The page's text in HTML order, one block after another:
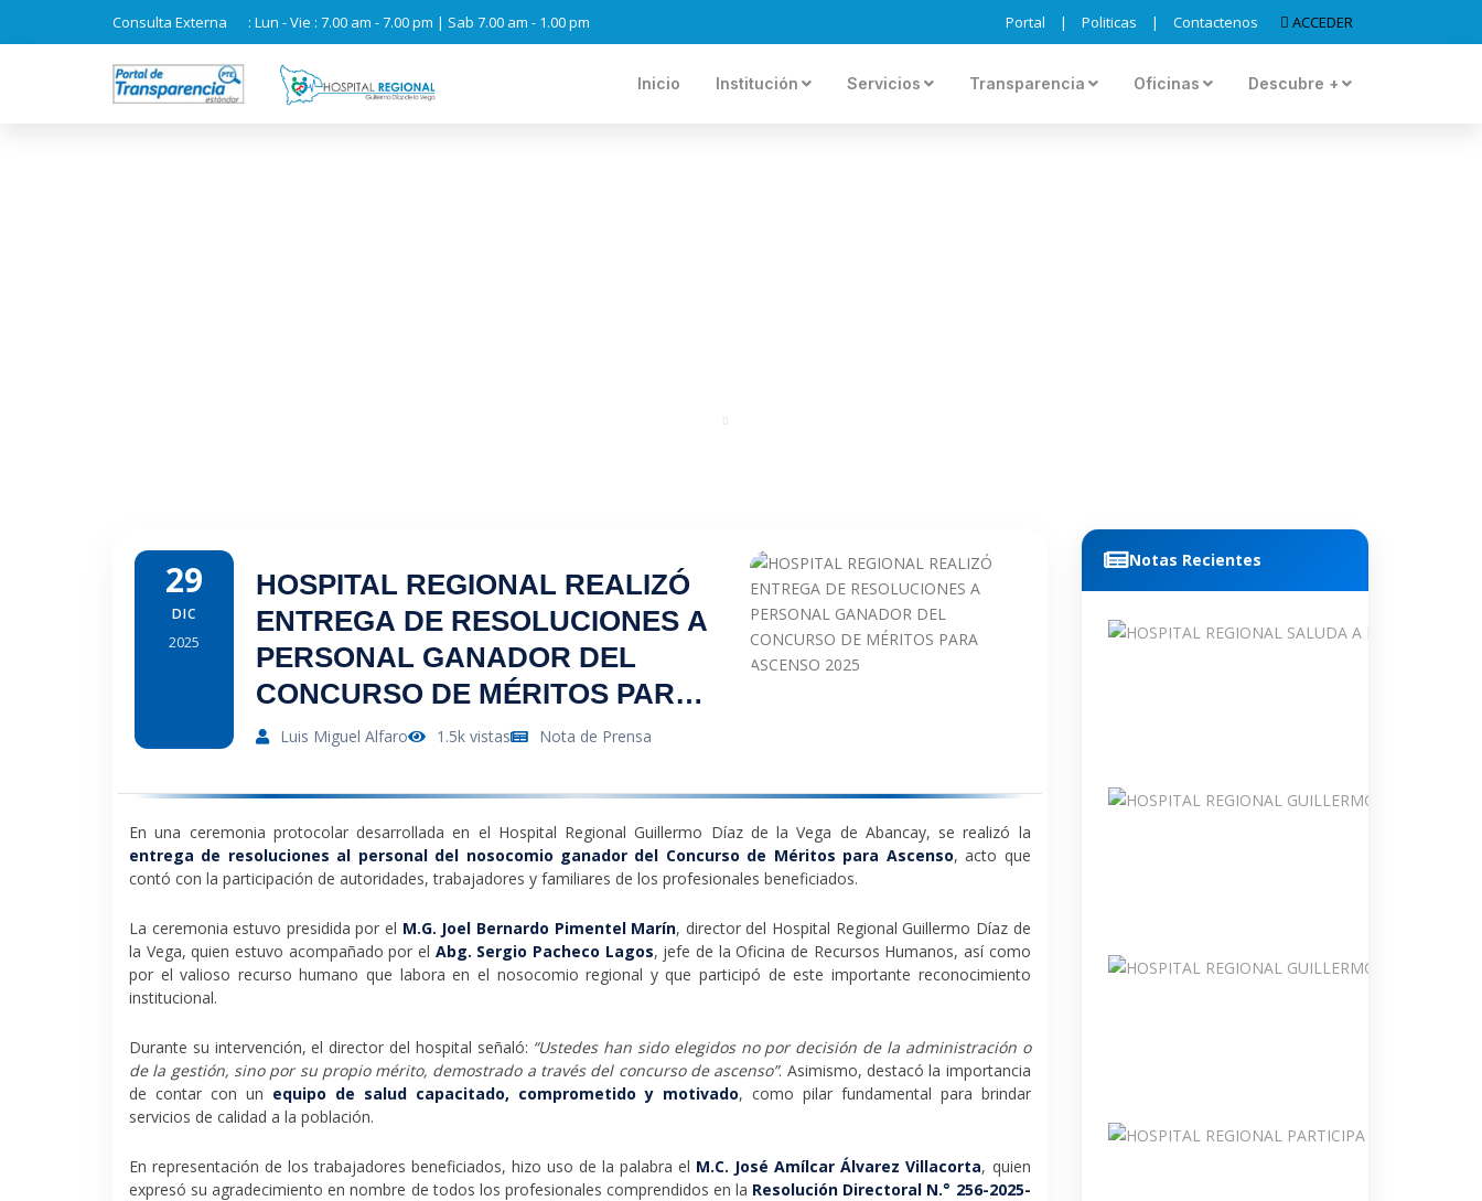
Consulta Externa : Lun - Vie : 7.00 am - 7.00 pm | Sab 7.00 am - 1.00 pm ACCEDER
Portal | Politicas | Contactenos
Inicio Institución Servicios Transparencia Oficinas Descubre +
29
DIC
2025
HOSPITAL REGIONAL REALIZÓ
ENTREGA DE RESOLUCIONES A
PERSONAL GANADOR DEL
CONCURSO DE MÉRITOS PARA
ASCENSO 2025
Luis Miguel Alfaro 1.5k vistas Nota de Prensa
En una ceremonia protocolar desarrollada en el Hospital Regional Guillermo Díaz de la Vega de Abancay, se realizó la
entrega de resoluciones al personal del nosocomio ganador del Concurso de Méritos para Ascenso, acto que
contó con la participación de autoridades, trabajadores y familiares de los profesionales beneficiados.
La ceremonia estuvo presidida por el M.G. Joel Bernardo Pimentel Marín, director del Hospital Regional Guillermo Díaz de
la Vega, quien estuvo acompañado por el Abg. Sergio Pacheco Lagos, jefe de la Oficina de Recursos Humanos, así como
por el valioso recurso humano que labora en el nosocomio regional y que participó de este importante reconocimiento
institucional.
Durante su intervención, el director del hospital señaló: “Ustedes han sido elegidos no por decisión de la administración o
de la gestión, sino por su propio mérito, demostrado a través del concurso de ascenso”. Asimismo, destacó la importancia
de contar con un equipo de salud capacitado, comprometido y motivado, como pilar fundamental para brindar
servicios de calidad a la población.
En representación de los trabajadores beneficiados, hizo uso de la palabra el M.C. José Amílcar Álvarez Villacorta, quien
expresó su agradecimiento en nombre de todos los profesionales comprendidos en la Resolución Directoral N.° 256-2025-
Notas Recientes